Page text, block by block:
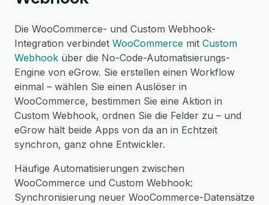
Die WooCommerce- und Custom Webhook-
Integration verbindet WooCommerce mit Custom
Webhook über die No-Code-Automatisierungs-
Engine von eGrow. Sie erstellen einen Workflow
einmal – wählen Sie einen Auslöser in
WooCommerce, bestimmen Sie eine Aktion in
Custom Webhook, ordnen Sie die Felder zu – und
eGrow hält beide Apps von da an in Echtzeit
synchron, ganz ohne Entwickler.
Häufige Automatisierungen zwischen
WooCommerce und Custom Webhook:
Synchronisierung neuer WooCommerce-Datensätze